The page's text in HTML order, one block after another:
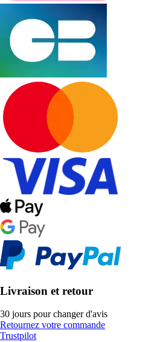
Livraison et retour
30 jours pour changer d'avis
Retournez votre commande
Trustpilot